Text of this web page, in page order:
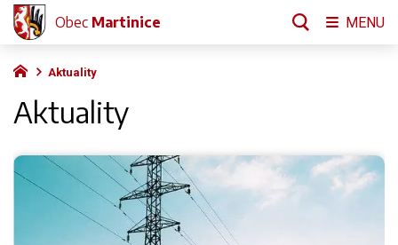
Aktuality
Aktuality
Obec Martinice MENU